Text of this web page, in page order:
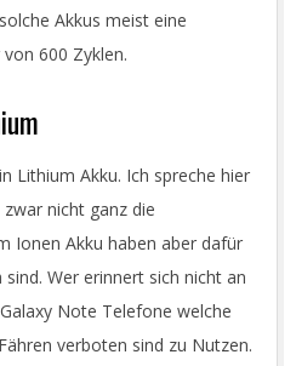
Akkus meist eine
600 Zyklen.
Lithium Akku. Ich spreche hier
nicht ganz die
Ionen Akku haben aber dafür
Wer erinnert sich nicht an
Note Telefone welche
verboten sind zu Nutzen.